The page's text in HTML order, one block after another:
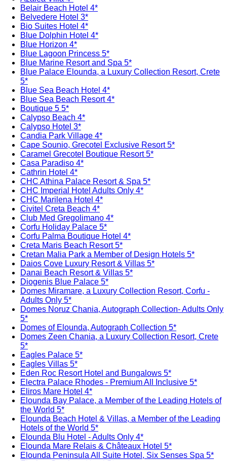
Belair Beach Hotel 4*
Belvedere Hotel 3*
Bio Suites Hotel 4*
Blue Dolphin Hotel 4*
Blue Horizon 4*
Blue Lagoon Princess 5*
Blue Marine Resort and Spa 5*
Blue Palace Elounda, a Luxury Collection Resort, Crete
5*
Blue Sea Beach Hotel 4*
Blue Sea Beach Resort 4*
Boutique 5 5*
Calypso Beach 4*
Calypso Hotel 3*
Candia Park Village 4*
Cape Sounio, Grecotel Exclusive Resort 5*
Caramel Grecotel Boutique Resort 5*
Casa Paradiso 4*
Cathrin Hotel 4*
CHC Athina Palace Resort & Spa 5*
CHC Imperial Hotel Adults Only 4*
CHC Marilena Hotel 4*
Civitel Creta Beach 4*
Club Med Gregolimano 4*
Corfu Holiday Palace 5*
Corfu Palma Boutique Hotel 4*
Creta Maris Beach Resort 5*
Cretan Malia Park a Member of Design Hotels 5*
Daios Cove Luxury Resort & Villas 5*
Danai Beach Resort & Villas 5*
Diogenis Blue Palace 5*
Domes Miramare, a Luxury Collection Resort, Corfu -
Adults Only 5*
Domes Noruz Chania, Autograph Collection- Adults Only
5*
Domes of Elounda, Autograph Collection 5*
Domes Zeen Chania, a Luxury Collection Resort, Crete
5*
Eagles Palace 5*
Eagles Villas 5*
Eden Roc Resort Hotel and Bungalows 5*
Electra Palace Rhodes - Premium All Inclusive 5*
Eliros Mare Hotel 4*
Elounda Bay Palace, a Member of the Leading Hotels of
the World 5*
Elounda Beach Hotel & Villas, a Member of the Leading
Hotels of the World 5*
Elounda Blu Hotel - Adults Only 4*
Elounda Mare Relais & Châteaux Hotel 5*
Elounda Peninsula All Suite Hotel, Six Senses Spa 5*